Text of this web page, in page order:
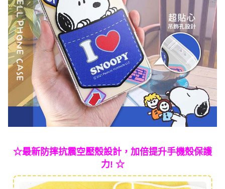
☆最新防摔抗震空壓殼設計，加倍提升手機殼保護
力! ☆